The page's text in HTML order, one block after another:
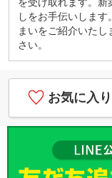
しをお手伝いしま
まいをご紹介いた
さい。
お気に入